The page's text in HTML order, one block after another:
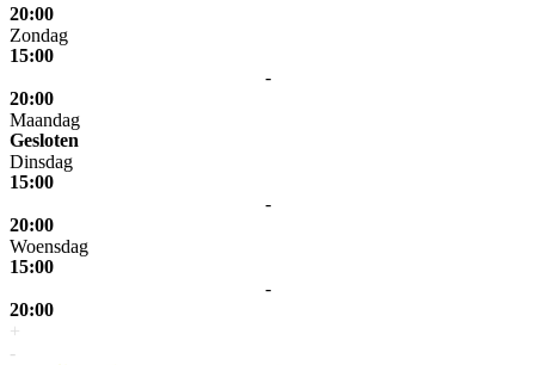
20:00
Zondag
15:00
-
20:00
Maandag
Gesloten
Dinsdag
15:00
-
20:00
Woensdag
15:00
-
20:00
+
-